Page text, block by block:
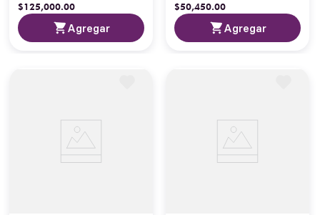
$125,000.00
Agregar
$50,450.00
Agregar